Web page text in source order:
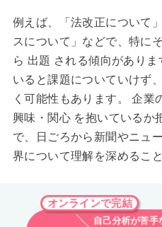
例えば、「法改正について
スについて」などで、特に
ら 出題 される傾向があり
いると課題についていけず
く可能性もあります。 企業
興味・関心 を抱いているか
で、日ごろから新聞やニュ
界について理解を深めるこ
オンラインで完結
自己分析が苦手